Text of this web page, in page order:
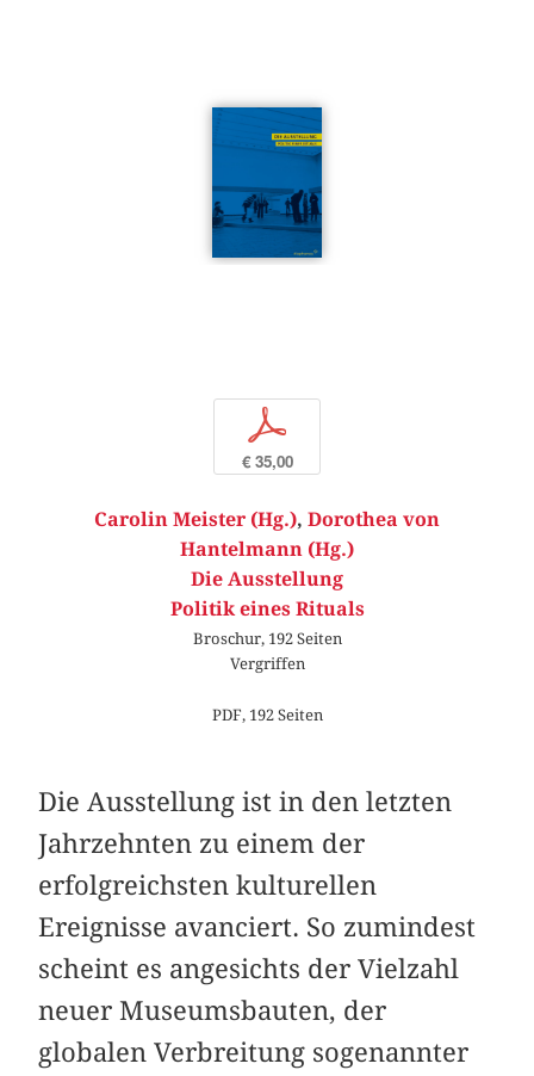
p
€ 35,00
Carolin Meister (Hg.), Dorothea von
Hantelmann (Hg.)
Die Ausstellung
Politik eines Rituals
Broschur, 192 Seiten
Vergriffen
PDF, 192 Seiten
Die Ausstellung ist in den letzten
Jahrzehnten zu einem der
erfolgreichsten kulturellen
Ereignisse avanciert. So zumindest
scheint es angesichts der Vielzahl
neuer Museumsbauten, der
globalen Verbreitung sogenannter